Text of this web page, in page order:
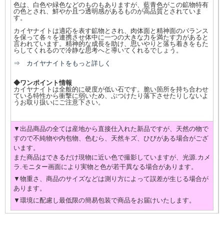
色は、白色や緑色などのものもありますが、藍青色がこの鉱物特有
の色とされ、鮮やか且つ透明感があるものが高品質とされていま
す。
カイヤナイトは適応を表す鉱物とされ、肉体面と精神面のバランス
を保って各々を連携させ体中に一つの大きな力を満たす力があると
言われています。精神的な成長を助け、思いやりと落ち着きをもた
らしてくれるので冷静な思考へと導いてくれるでしょう。
⇒ カイヤナイトをもっと詳しく
◆ワンポイント情報
カイヤナイトは全般的に硬度が低い石です。脆い箇所を持ち合わせ
ている特性から衝撃に弱いため、ぶつけたり落下させたりしないよ
うお取り扱いにご注意下さい。
▼出品商品の全ては産地から直接仕入れた新品ですが、天然の物で
すので不純物や内包物、色むら、天然キズ、ひびがある場合がござ
います。
また商品はできるだけ現物に近い色で撮影していますが、光源.カメ
ラ.モニター画面により実物と色が若干異なる場合があります。
▼物重さ、商品のサイズなどは測り方によって誤差が生じる場合が
あります。
▼環境に配慮し最低限の簡易包装で商品をお届けいたします。